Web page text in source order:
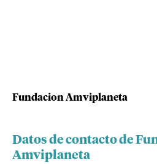
Fundacion Amviplaneta
Datos de contacto de
Amviplaneta